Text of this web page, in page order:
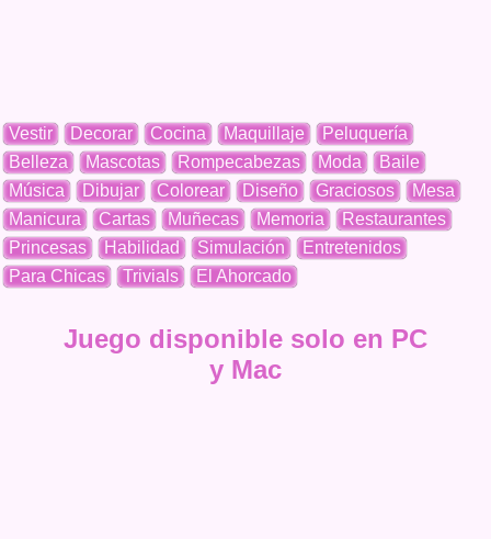
Vestir Decorar Cocina Maquillaje
Peluquería
Belleza
Mascotas Rompecabezas Moda
Baile
Música
Dibujar Colorear Diseño Graciosos
Mesa
Manicura
Cartas Muñecas Memoria
Restaurantes
Princesas
Habilidad Simulación
Entretenidos
Para Chicas
Trivials El Ahorcado
Juego disponible solo en PC
y Mac